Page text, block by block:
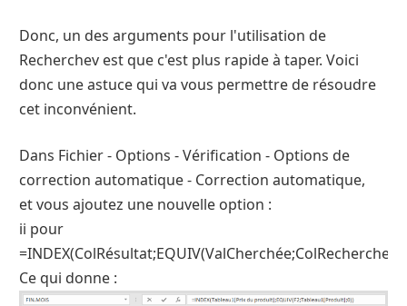
Donc, un des arguments pour l'utilisation de
Recherchev est que c'est plus rapide à taper. Voici
donc une astuce qui va vous permettre de résoudre
cet inconvénient.
Dans Fichier - Options - Vérification - Options de
correction automatique - Correction automatique,
et vous ajoutez une nouvelle option :
ii pour
=INDEX(ColRésultat;EQUIV(ValCherchée;ColRecherche;0)
Ce qui donne :